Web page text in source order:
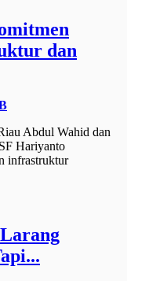
dan
Abdul Wahid dan
Hariyanto
infrastruktur